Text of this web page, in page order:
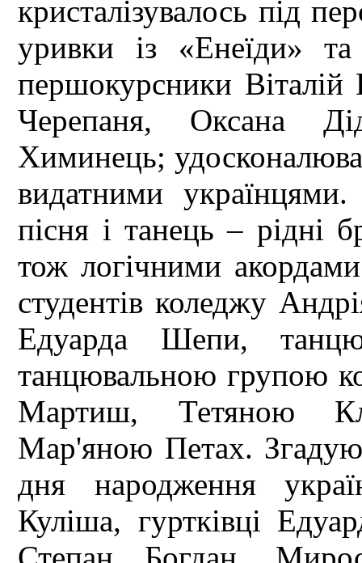
кристалізувалось під
уривки із «Енеїди» та
першокурсники
Черепаня, Оксана
Химинець;
видатними
пісня і танець – рідні
тож логічними
студентів коледжу
Едуарда Шепи, танцю
танцювальною групою
Мартиш, Тетяною
Мар'яною Петах.
дня народження
Куліша, гуртківці